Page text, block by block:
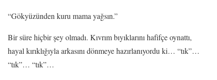
“Gökyüzünden kuru mama yağsın.”
Bir süre hiçbir şey olmadı. Kıvrım bıyıklarını hafifçe oynattı,
hayal kırıklığıyla arkasını dönmeye hazırlanıyordu ki… “tık”…
“tık”… “tık”…